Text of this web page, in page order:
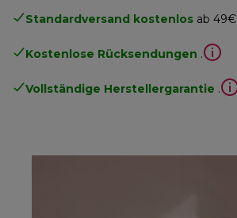
Standardversand kostenlos ab 49€
Kostenlose Rücksendungen .
Vollständige Herstellergarantie .